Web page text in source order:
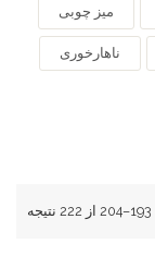
میز چوبی
ناهارخوری